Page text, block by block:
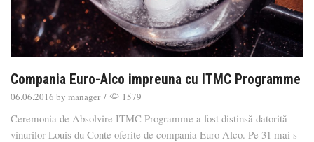
Compania Euro-Alco impreuna cu ITMC Programme
06.06.2016 by manager / 1579
Ceremonia de Absolvire ITMC Programme a fost distinsă datorită
vinurilor Louis du Conte oferite de compania Euro Alco. Pe 31 mai s-